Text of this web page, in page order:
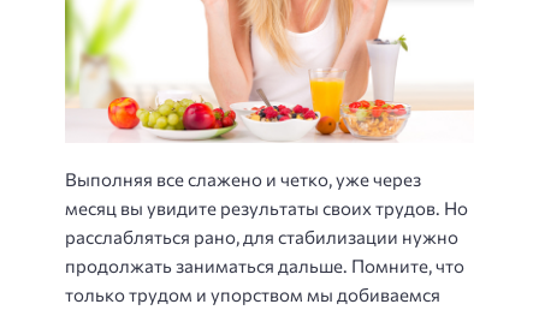
Выполняя все слажено и четко, уже через
месяц вы увидите результаты своих трудов. Но
расслабляться рано, для стабилизации нужно
продолжать заниматься дальше. Помните, что
только трудом и упорством мы добиваемся